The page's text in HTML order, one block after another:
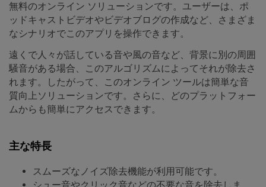
無料のオンライン ソリューションです。ユーザーは、ポ
ッドキャストビデオやビデオブログの作成など、さまざま
なシナリオでこのアプリを操作できます。
遠くで人々が話している音や風の音など、背景に別の周囲
騒音がある場合、このアルゴリズムによってそれが除去さ
れます。したがって、このオンライン ツールは簡単な音
質向上ソリューションです。さらに、どのプラットフォー
ムからも簡単にアクセスできます。
主な特長
スムーズなノイズ除去機能が利用可能です。
シュー音やクリック音などの不要な音を除去しま